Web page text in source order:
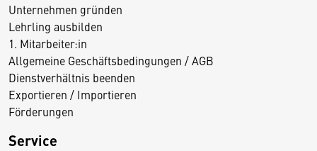
Unternehmen gründen
Lehrling ausbilden
1. Mitarbeiter:in
Allgemeine Geschäftsbedingungen / AGB
Dienstverhältnis beenden
Exportieren / Importieren
Förderungen
Service